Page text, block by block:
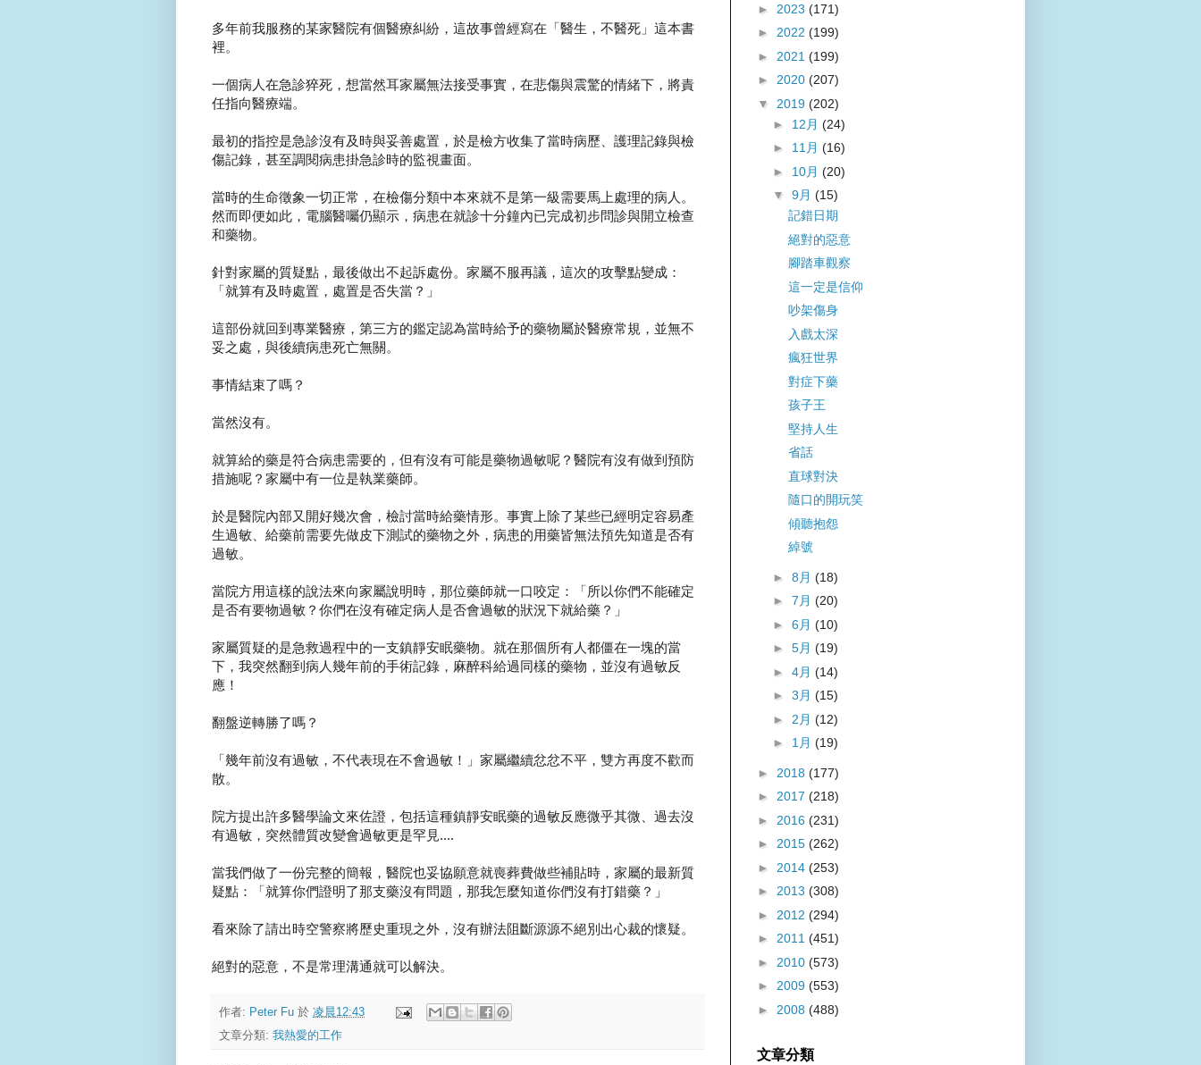
多年前我服務的某家醫院有個醫療糾紛，這故事曾經寫在「醫生，不醫死」這本書
裡。
一個病人在急診猝死，想當然耳家屬無法接受事實，在悲傷與震驚的情緒下，將責
任指向醫療端。
最初的指控是急診沒有及時與妥善處置，於是檢方收集了當時病歷、護理記錄與檢
傷記錄，甚至調閱病患掛急診時的監視畫面。
當時的生命徵象一切正常，在檢傷分類中本來就不是第一級需要馬上處理的病人。
然而即便如此，電腦醫囑仍顯示，病患在就診十分鐘內已完成初步問診與開立檢查
和藥物。
針對家屬的質疑點，最後做出不起訴處份。家屬不服再議，這次的攻擊點變成：
「就算有及時處置，處置是否失當？」
這部份就回到專業醫療，第三方的鑑定認為當時給予的藥物屬於醫療常規，並無不
妥之處，與後續病患死亡無關。
事情結束了嗎？
當然沒有。
就算給的藥是符合病患需要的，但有沒有可能是藥物過敏呢？醫院有沒有做到預防
措施呢？家屬中有一位是執業藥師。
於是醫院內部又開好幾次會，檢討當時給藥情形。事實上除了某些已經明定容易產
生過敏、給藥前需要先做皮下測試的藥物之外，病患的用藥皆無法預先知道是否有
過敏。
當院方用這樣的說法來向家屬說明時，那位藥師就一口咬定：「所以你們不能確定
是否有要物過敏？你們在沒有確定病人是否會過敏的狀況下就給藥？」
家屬質疑的是急救過程中的一支鎮靜安眠藥物。就在那個所有人都僵在一塊的當
下，我突然翻到病人幾年前的手術記錄，麻醉科給過同樣的藥物，並沒有過敏反
應！
翻盤逆轉勝了嗎？
「幾年前沒有過敏，不代表現在不會過敏！」家屬繼續忿忿不平，雙方再度不歡而
散。
院方提出許多醫學論文來佐證，包括這種鎮靜安眠藥的過敏反應微乎其微、過去沒
有過敏，突然體質改變會過敏更是罕見....
當我們做了一份完整的簡報，醫院也妥協願意就喪葬費做些補貼時，家屬的最新質
疑點：「就算你們證明了那支藥沒有問題，那我怎麼知道你們沒有打錯藥？」
看來除了請出時空警察將歷史重現之外，沒有辦法阻斷源源不絕別出心裁的懷疑。
絕對的惡意，不是常理溝通就可以解決。
作者: Peter Fu 於 凌晨12:43
文章分類: 我熱愛的工作
► 2023 (171)
► 2022 (199)
► 2021 (199)
► 2020 (207)
▼ 2019 (202)
► 12月 (24)
► 11月 (16)
► 10月 (20)
▼ 9月 (15)
記錯日期
絕對的惡意
腳踏車觀察
這一定是信仰
吵架傷身
入戲太深
瘋狂世界
對症下藥
孩子王
堅持人生
省話
直球對決
隨口的開玩笑
傾聽抱怨
綽號
► 8月 (18)
► 7月 (20)
► 6月 (10)
► 5月 (19)
► 4月 (14)
► 3月 (15)
► 2月 (12)
► 1月 (19)
► 2018 (177)
► 2017 (218)
► 2016 (231)
► 2015 (262)
► 2014 (253)
► 2013 (308)
► 2012 (294)
► 2011 (451)
► 2010 (573)
► 2009 (553)
► 2008 (488)
文章分類